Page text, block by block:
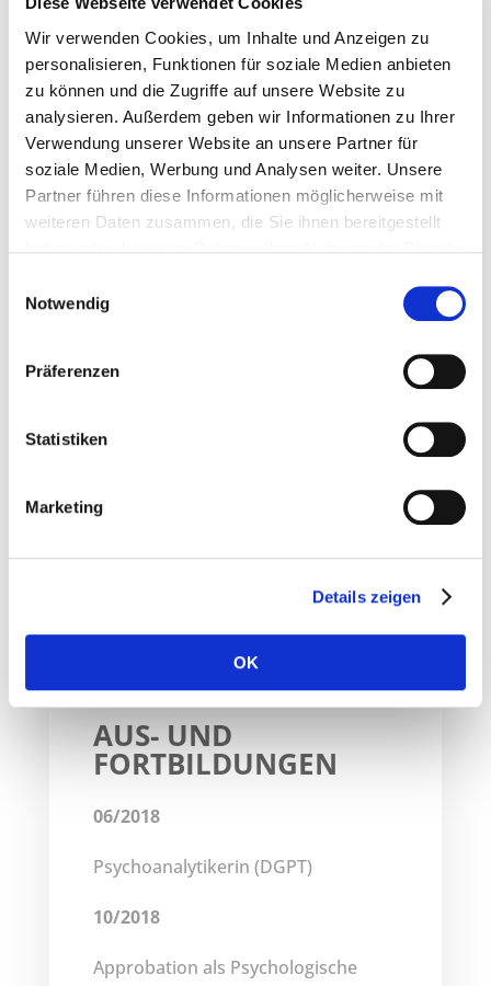
Wir verwenden Cookies, um Inhalte und Anzeigen zu
personalisieren, Funktionen für soziale Medien anbieten
zu können und die Zugriffe auf unsere Website zu
analysieren. Außerdem geben wir Informationen zu Ihrer
Verwendung unserer Website an unsere Partner für
soziale Medien, Werbung und Analysen weiter. Unsere
Partner führen diese Informationen möglicherweise mit
weiteren Daten zusammen, die Sie ihnen bereitgestellt
Notwendig
Präferenzen
Statistiken
Marketing
Details zeigen
OK
Psychosomatische Medizin in Lohr
a.M.: hier in der Klinik für
Forensische Medizin, auf der
Allgemeinpsychiatrischen Station, in
der Tagesklinik und auf der Station
für Suchterkrankungen tätig
11/2013 – 12/2019
Tätigkeit in der Ambulanz des
Psychoanalyse und Psychotherapie
Dipl.- Psychologin in der
AUS- UND
FORTBILDUNGEN
06/2018
Psychoanalytikerin (DGPT)
10/2018
Approbation als Psychologische